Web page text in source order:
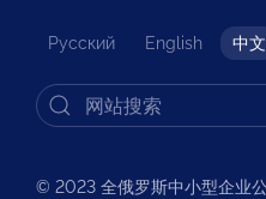
Русский English 中文
© 2023 全俄罗斯中小型企业